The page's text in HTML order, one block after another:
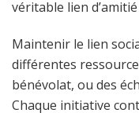
véritable lien
Maintenir le lien
différentes
bénévolat, ou des
Chaque initiative